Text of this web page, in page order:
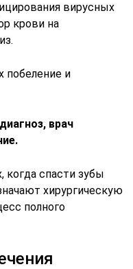
вирусных
крови на
побеление и
врач
когда спасти зубы
хирургическую
полного